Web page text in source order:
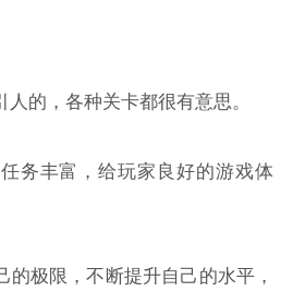
的，各种关卡都很有意思。
务丰富，给玩家良好的游戏体
极限，不断提升自己的水平，